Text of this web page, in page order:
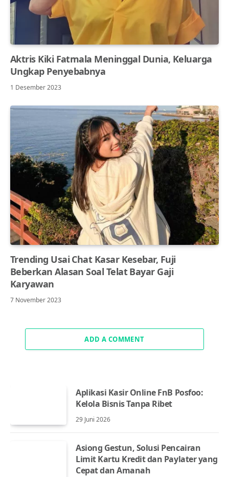
Aktris Kiki Fatmala Meninggal Dunia, Keluarga
Ungkap Penyebabnya
1 Desember 2023
Trending Usai Chat Kasar Kesebar, Fuji
Beberkan Alasan Soal Telat Bayar Gaji
Karyawan
7 November 2023
ADD A COMMENT
Aplikasi Kasir Online FnB Posfoo:
Kelola Bisnis Tanpa Ribet
29 Juni 2026
Asiong Gestun, Solusi Pencairan
Limit Kartu Kredit dan Paylater yang
Cepat dan Amanah